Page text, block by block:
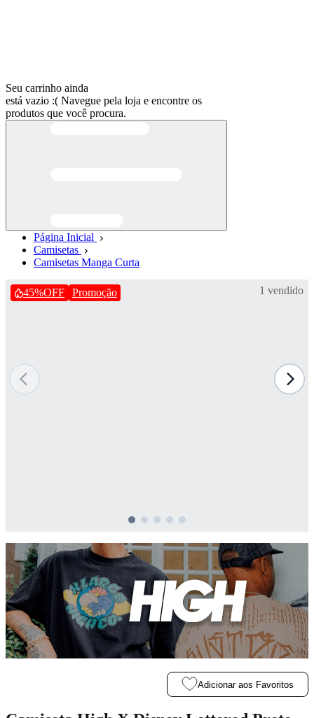
Seu carrinho ainda
está vazio :( Navegue pela loja e encontre os
produtos que você procura.
Página Inicial
Camisetas
Camisetas Manga Curta
45%OFF Promoção 1 vendido
Adicionar aos Favoritos